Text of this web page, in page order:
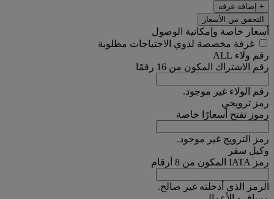
+ إضافة غرفة
التحقق من الأسعار
أسعار خاصة وإمكانية الوصول
غرفة مخصصة لذوي الاحتياجات مطلوبة
رقم ولاء ALL
رقم الاشتراك المكون من 16 رقمًا
رقم الولاء غير موجود.
رمز ترويجي
رموز تفتح أسعارًا خاصة
رمز الترويج غير موجود.
وكيل سفر
رمز IATA المكون من 8 أرقام
الرمز الذي أدخلته غير صالح.